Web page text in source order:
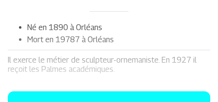
Né en 1890 à Orléans
Mort en 19787 à Orléans
Il exerce le métier de sculpteur-ornemaniste. En 1927 il
reçoit les Palmes académiques.